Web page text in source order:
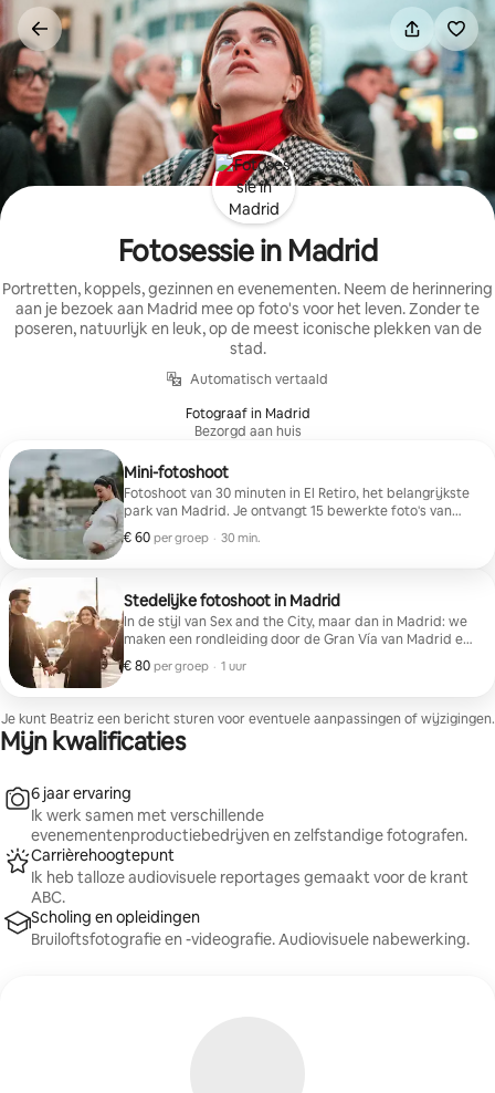
Ga
direct
naar
inhoud
Fotosessie in Madrid
Portretten, koppels, gezinnen en evenementen. Neem de herinnering
aan je bezoek aan Madrid mee op foto's voor het leven. Zonder te
poseren, natuurlijk en leuk, op de meest iconische plekken van de
stad.
Automatisch vertaald
Fotograaf in Madrid
Bezorgd aan huis
Mini-fotoshoot
Fotoshoot van 30 minuten in El Retiro, het belangrijkste
park van Madrid. Je ontvangt 15 bewerkte foto's van
hoge kwaliteit in .jpg-formaat.
€ 60 per groep
€ 60 per groep
, · 30 min.
Stedelijke fotoshoot in Madrid
In de stijl van Sex and the City, maar dan in Madrid: we
maken een rondleiding door de Gran Vía van Madrid en
stoppen voor foto's op de meest iconische locaties van
de stad.
€ 80 per groep
€ 80 per groep
, · 1 uur
Je kunt Beatriz een bericht sturen voor eventuele aanpassingen of wijzigingen.
Mijn kwalificaties
6 jaar ervaring
Ik werk samen met verschillende
evenementenproductiebedrijven en zelfstandige fotografen.
Carrièrehoogtepunt
Ik heb talloze audiovisuele reportages gemaakt voor de krant
ABC.
Scholing en opleidingen
Bruiloftsfotografie en -videografie. Audiovisuele nabewerking.